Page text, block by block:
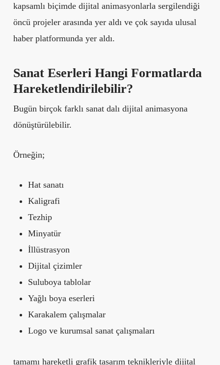
kapsamlı biçimde dijital animasyonlarla sergilendiği
öncü projeler arasında yer aldı ve çok sayıda ulusal
haber platformunda yer aldı.
Sanat Eserleri Hangi Formatlarda
Hareketlendirilebilir?
Bugün birçok farklı sanat dalı dijital animasyona
dönüştürülebilir.
Örneğin;
Hat sanatı
Kaligrafi
Tezhip
Minyatür
İllüstrasyon
Dijital çizimler
Suluboya tablolar
Yağlı boya eserleri
Karakalem çalışmalar
Logo ve kurumsal sanat çalışmaları
tamamı hareketli grafik tasarım teknikleriyle dijital